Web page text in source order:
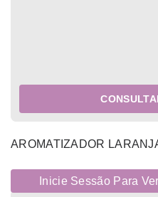
AROMATIZADOR
Inicie Sessão Para